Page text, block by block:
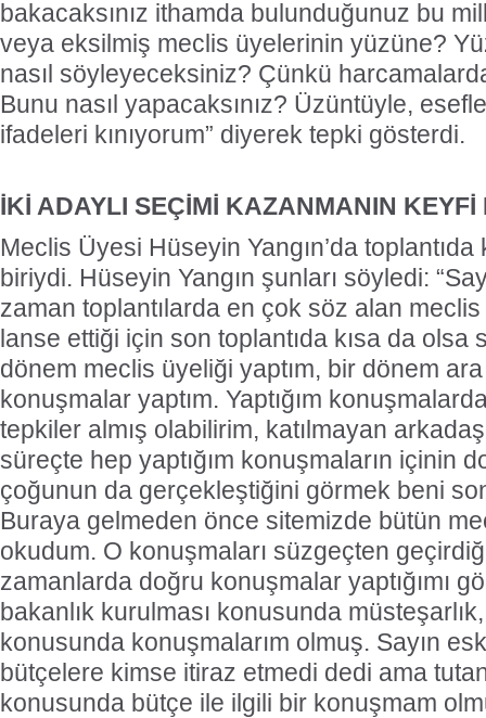
bakacaksınız ithamda bulunduğunuz bu
veya eksilmiş meclis üyelerinin yüzüne?
nasıl söyleyeceksiniz? Çünkü
Bunu nasıl yapacaksınız? Üzüntüyle,
ifadeleri kınıyorum” diyerek tepki gösterdi.
İKİ ADAYLI SEÇİMİ KAZANMANIN
Meclis Üyesi Hüseyin Yangın’da
biriydi. Hüseyin Yangın şunları söyledi:
zaman toplantılarda en çok söz alan
lanse ettiği için son toplantıda kısa da olsa
dönem meclis üyeliği yaptım, bir dönem
konuşmalar yaptım. Yaptığım
tepkiler almış olabilirim, katılmayan
süreçte hep yaptığım konuşmaların içinin
çoğunun da gerçekleştiğini görmek beni
Buraya gelmeden önce sitemizde bütün
okudum. O konuşmaları süzgeçten
zamanlarda doğru konuşmalar yaptığımı
bakanlık kurulması konusunda
konusunda konuşmalarım olmuş. Sayın
bütçelere kimse itiraz etmedi dedi ama
konusunda bütçe ile ilgili bir konuşmam